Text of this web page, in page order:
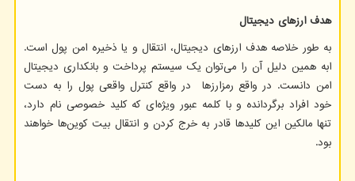
هدف ارزهای دیجیتال
به طور خلاصه هدف ارزهای دیجیتال، انتقال و یا ذخیره امن پول است.
ابه همین دلیل آن را می‌توان یک سیستم پرداخت و بانکداری دیجیتال
امن دانست. در واقع رمزارزها در واقع کنترل واقعی پول را به دست
خود افراد برگردانده و با کلمه عبور ویژه‌ای که کلید خصوصی نام دارد،
تنها مالکین این کلیدها قادر به خرج کردن و انتقال بیت کوین‌ها خواهند
بود.